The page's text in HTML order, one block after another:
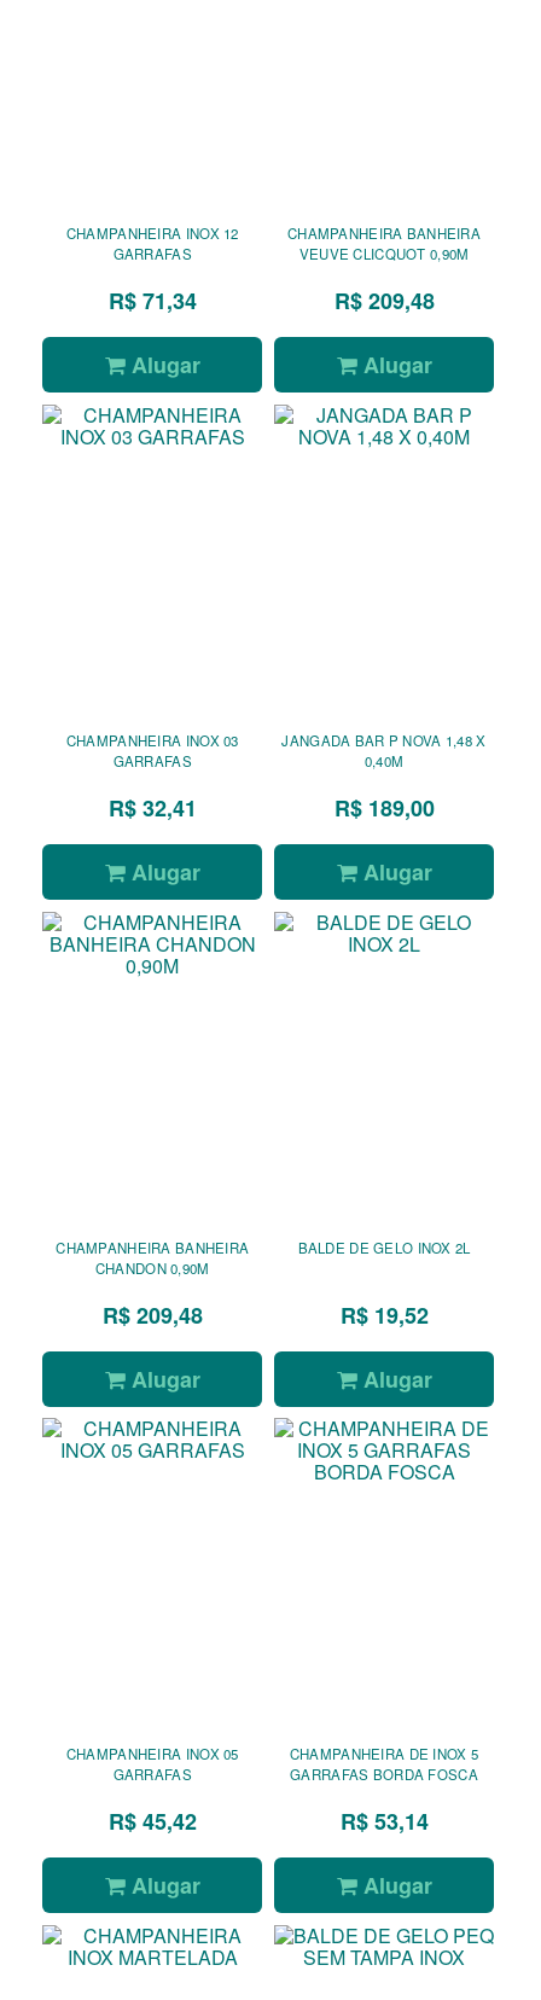
CHAMPANHEIRA INOX 12
GARRAFAS
R$ 71,34
Alugar
CHAMPANHEIRA BANHEIRA
VEUVE CLICQUOT 0,90M
R$ 209,48
Alugar
CHAMPANHEIRA INOX 03
GARRAFAS
R$ 32,41
Alugar
JANGADA BAR P NOVA 1,48 X
0,40M
R$ 189,00
Alugar
CHAMPANHEIRA BANHEIRA
CHANDON 0,90M
R$ 209,48
Alugar
BALDE DE GELO INOX 2L
R$ 19,52
Alugar
CHAMPANHEIRA INOX 05
GARRAFAS
R$ 45,42
Alugar
CHAMPANHEIRA DE INOX 5
GARRAFAS BORDA FOSCA
R$ 53,14
Alugar